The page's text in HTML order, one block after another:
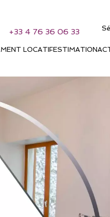
+33 4 76 36 06 33
LOCATIFESTIMATION